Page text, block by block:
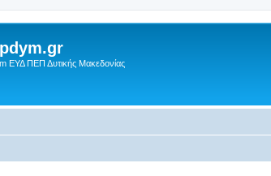
ΕΥΔ ΠΕΠ Δυτικής Μακεδονίας